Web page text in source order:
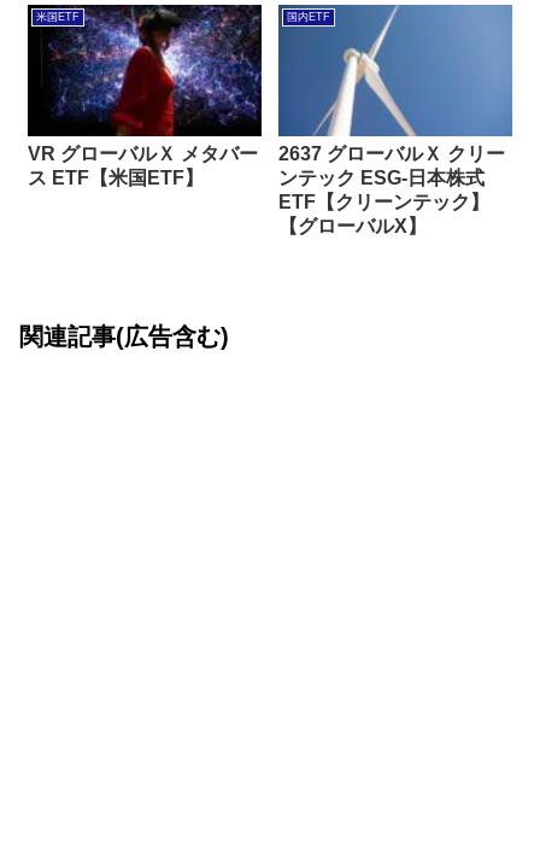
米国ETF
VR グローバルＸ メタバー
ス ETF【米国ETF】
国内ETF
2637 グローバルＸ クリー
ンテック ESG-日本株式
ETF【クリーンテック】
【グローバルX】
関連記事(広告含む)